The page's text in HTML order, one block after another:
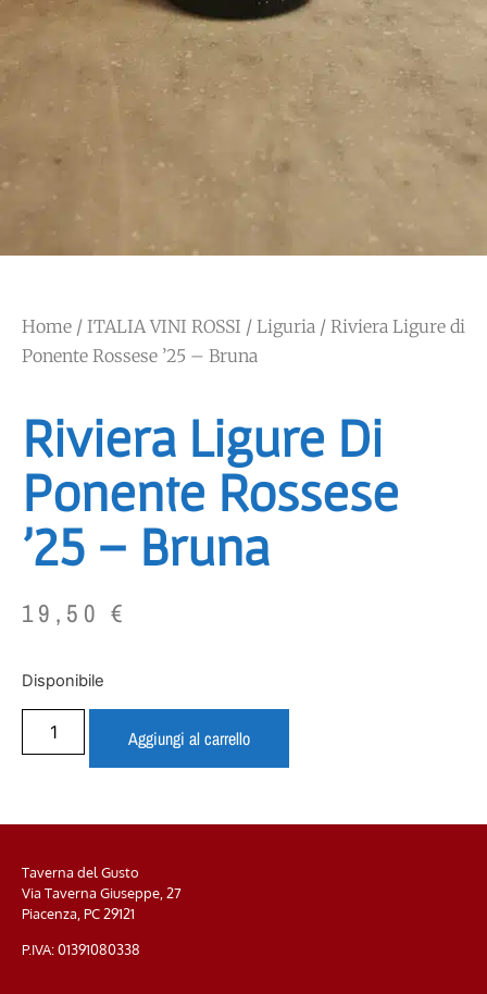
Home / ITALIA VINI ROSSI / Liguria / Riviera Ligure di
Ponente Rossese ’25 – Bruna
Riviera Ligure Di
Ponente Rossese
’25 – Bruna
19,50€
Disponibile
Aggiungi al carrello
Taverna del Gusto
Via Taverna Giuseppe, 27
Piacenza, PC29121
P.IVA: 01391080338